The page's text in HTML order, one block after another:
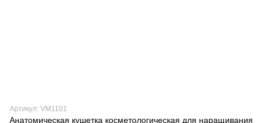
Артикул: VM1101
Анатомическая кушетка косметологическая для наращивания